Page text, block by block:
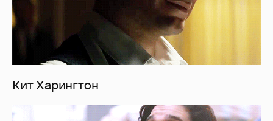
Кит Харингтон